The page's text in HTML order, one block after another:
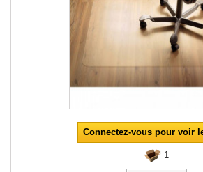
Connectez-vous pour voir
1